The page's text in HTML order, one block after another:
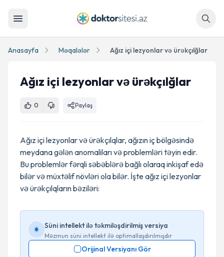
Anasayfa Məqalələr Ağız içi lezyonlar və ürəkçılğlar
Ağız içi lezyonlar və ürəkçılğlar
0 Paylaş
Ağız içi lezyonlar və ürəkçılqlar, ağızın iç bölgəsində
meydana gələn anomaliları və problemləri təyin edir.
Bu problemlər fərqli səbəblərə bağlı olaraq inkişaf edə
bilər və müxtəlif növləri ola bilər. İşte ağız içi lezyonlar
və ürəkçılqların bəziləri:
Süni intellekt ilə təkmiləşdirilmiş versiya
Məzmun süni intellekt ilə optimallaşdırılmışdır
Orijinal Versiyanı Gör